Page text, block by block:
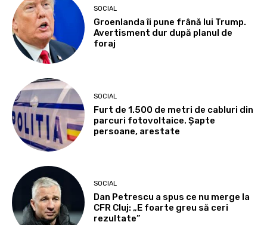
SOCIAL
Groenlanda îi pune frână lui Trump.
Avertisment dur după planul de
foraj
SOCIAL
Furt de 1.500 de metri de cabluri din
parcuri fotovoltaice. Șapte
persoane, arestate
SOCIAL
Dan Petrescu a spus ce nu merge la
CFR Cluj: „E foarte greu să ceri
rezultate”